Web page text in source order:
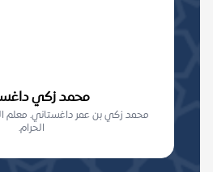
محمد زكي
محمد زكي بن عمر داغستاني. معلم
الحرام.